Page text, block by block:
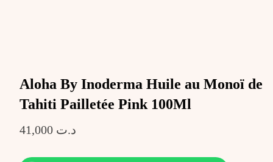
Aloha By Inoderma Huile au Monoï de
Tahiti Pailletée Pink 100Ml
د.ت 41,000